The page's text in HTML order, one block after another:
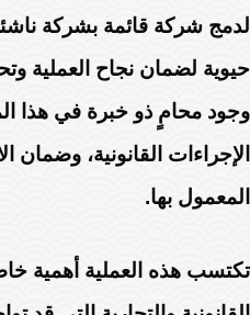
لدمج شركة قائمة بشركة
حيوية لضمان نجاح العملية
وجود محامٍ ذو خبرة في هذا
الإجراءات القانونية، وضمان
المعمول بها.
تكتسب هذه العملية أهمية